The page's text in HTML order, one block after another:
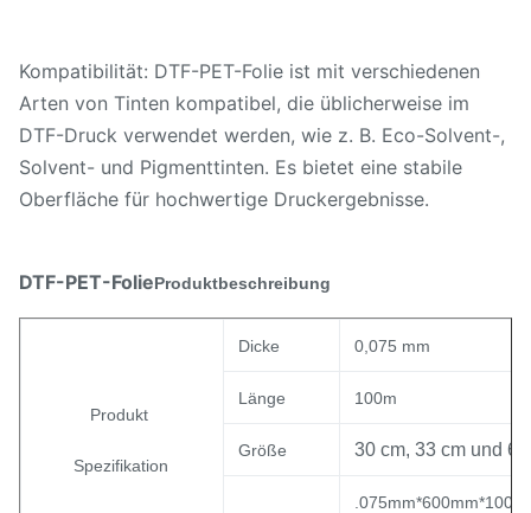
Kompatibilität: DTF-PET-Folie ist mit verschiedenen
Arten von Tinten kompatibel, die üblicherweise im
DTF-Druck verwendet werden, wie z. B. Eco-Solvent-,
Solvent- und Pigmenttinten. Es bietet eine stabile
Oberfläche für hochwertige Druckergebnisse.
DTF-PET-FolieProduktbeschreibung
Produkt
Spezifikation
Dicke 0,075 mm
Länge 100m
Größe 30 cm, 33 cm und